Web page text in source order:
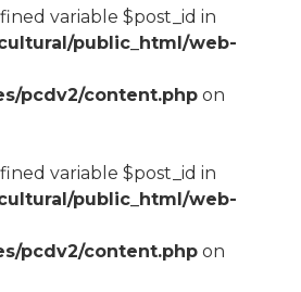
variable $post_id in
public_html/web-
pcdv2/content.phpon
variable $post_id in
public_html/web-
pcdv2/content.phpon